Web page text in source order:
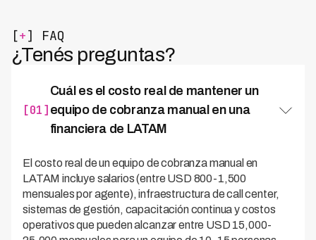
[+] FAQ
¿Tenés preguntas?
[01]
Cuál es el costo real de mantener un
equipo de cobranza manual en una
financiera de LATAM
El costo real de un equipo de cobranza manual en
LATAM incluye salarios (entre USD 800-1,500
mensuales por agente), infraestructura de call center,
sistemas de gestión, capacitación continua y costos
operativos que pueden alcanzar entre USD 15,000-